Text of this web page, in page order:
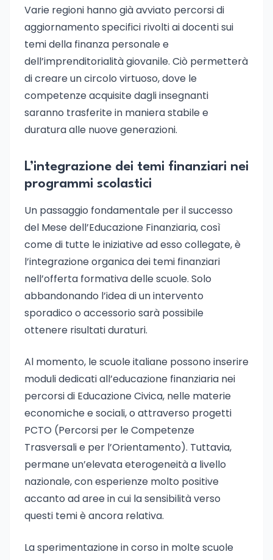
Varie regioni hanno già avviato percorsi di
aggiornamento specifici rivolti ai docenti sui
temi della finanza personale e
dell’imprenditorialità giovanile. Ciò permetterà
di creare un circolo virtuoso, dove le
competenze acquisite dagli insegnanti
saranno trasferite in maniera stabile e
duratura alle nuove generazioni.
L’integrazione dei temi finanziari nei
programmi scolastici
Un passaggio fondamentale per il successo
del Mese dell’Educazione Finanziaria, così
come di tutte le iniziative ad esso collegate, è
l’integrazione organica dei temi finanziari
nell’offerta formativa delle scuole. Solo
abbandonando l’idea di un intervento
sporadico o accessorio sarà possibile
ottenere risultati duraturi.
Al momento, le scuole italiane possono inserire
moduli dedicati all’educazione finanziaria nei
percorsi di Educazione Civica, nelle materie
economiche e sociali, o attraverso progetti
PCTO (Percorsi per le Competenze
Trasversali e per l’Orientamento). Tuttavia,
permane un’elevata eterogeneità a livello
nazionale, con esperienze molto positive
accanto ad aree in cui la sensibilità verso
questi temi è ancora relativa.
La sperimentazione in corso in molte scuole